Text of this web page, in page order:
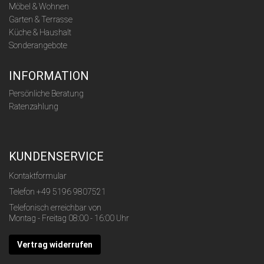
Möbel & Wohnen
Garten & Terrasse
Küche & Haushalt
Sonderangebote
INFORMATION
Persönliche Beratung
Ratenzahlung
KUNDENSERVICE
Kontaktformular
Telefon +49 5196 9807521
Telefonisch erreichbar von
Montag - Freitag 08:00 - 16:00 Uhr
Vertrag widerrufen